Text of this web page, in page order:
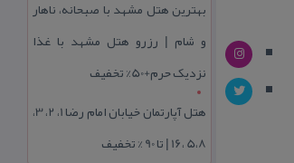
بهترین هتل مشهد با صبحانه، ناهار
و شام | رزرو هتل مشهد با غذا
نزدیک حرم+50% تخفیف
هتل آپارتمان خیابان امام رضا 1، 2، 3،
5،8 ،16 | تا 90 % تخفیف